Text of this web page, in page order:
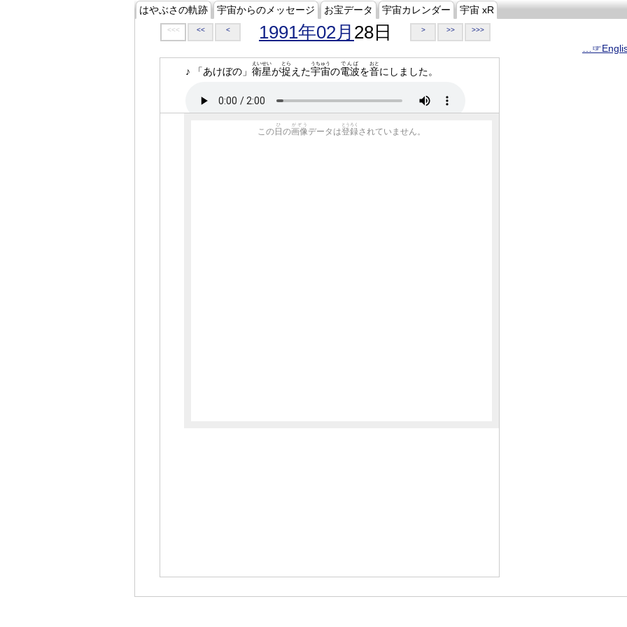
はやぶさの軌跡 宇宙からのメッセージ お宝データ 宇宙カレンダー 宇宙 xR
<<< << < 1991年02月 28日 > >> >>>
♪ 「あけぼの」 衛星
えいせい
が捉
とら
えた宇宙
うちゅう
の電波
でんぱ
を音
おと
にしました。
この 日
ひ
の画像
がぞう
データは登録
とうろく
されていません。